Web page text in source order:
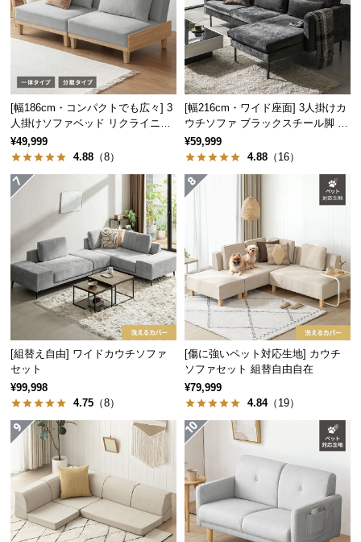
ポ
ー
ト
お
ら
せ
グ
業
情
自由に楽しむレイアウト
4つのパーツを組み合わせることで、シーンにぴった
りのレイアウトを楽しむことができます。
セパレート コーナー ストレート
[幅186cm・コンパクトでも広々] 3
人掛けソファベッド リクライニン
グ 天然木フレーム 北欧
¥49,999
4.88 （8）
[幅216cm・ワイド座面] 3人掛けカ
ウチソファ ブラックスチール脚 L
字 ホテルライク 高級感
¥59,999
4.88 （16）
[組替え自由] ワイドカウチソファ
セット
¥99,998
4.75 （8）
[傷に強いペット対応生地] カウチ
ソファセット 組替自由自在
¥79,999
4.84（19）